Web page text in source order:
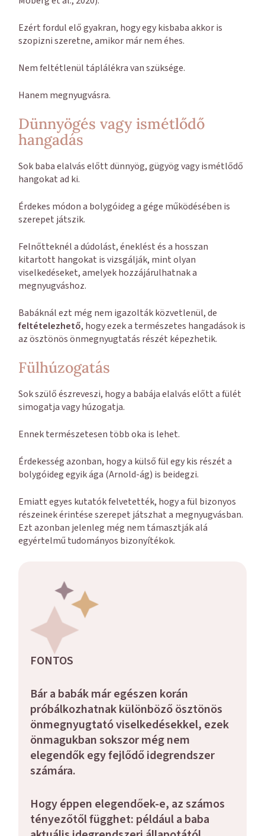
Ezért fordul elő gyakran, hogy egy kisbaba akkor is
szopizni szeretne, amikor már nem éhes.
Nem feltétlenül táplálékra van szüksége.
Hanem megnyugvásra.
Dünnyögés vagy ismétlődő
hangadás
Sok baba elalvás előtt dünnyög, gügyög vagy ismétlődő
hangokat ad ki.
Érdekes módon a bolygóideg a gége működésében is
szerepet játszik.
Felnőtteknél a dúdolást, éneklést és a hosszan
kitartott hangokat is vizsgálják, mint olyan
viselkedéseket, amelyek hozzájárulhatnak a
megnyugváshoz.
Babáknál ezt még nem igazolták közvetlenül, de
feltételezhető, hogy ezek a természetes hangadások is
az ösztönös önmegnyugtatás részét képezhetik.
Fülhúzogatás
Sok szülő észreveszi, hogy a babája elalvás előtt a fülét
simogatja vagy húzogatja.
Ennek természetesen több oka is lehet.
Érdekesség azonban, hogy a külső fül egy kis részét a
bolygóideg egyik ága (Arnold-ág) is beidegzi.
Emiatt egyes kutatók felvetették, hogy a fül bizonyos
részeinek érintése szerepet játszhat a megnyugvásban.
Ezt azonban jelenleg még nem támasztják alá
egyértelmű tudományos bizonyítékok.
FONTOS
Bár a babák már egészen korán
próbálkozhatnak különböző ösztönös
önmegnyugtató viselkedésekkel, ezek
önmagukban sokszor még nem
elegendők egy fejlődő idegrendszer
számára.
Hogy éppen elegendőek-e, az számos
tényezőtől függhet: például a baba